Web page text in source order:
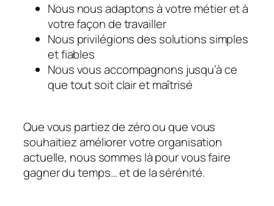
Nous nous adaptons à votre métier et à
votre façon de travailler
Nous privilégions des solutions simples
et fiables
Nous vous accompagnons jusqu’à ce
que tout soit clair et maîtrisé
Que vous partiez de zéro ou que vous
souhaitiez améliorer votre organisation
actuelle, nous sommes là pour vous faire
gagner du temps… et de la sérénité.